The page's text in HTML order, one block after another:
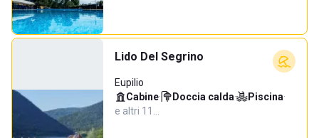
Lido Del Segrino
Eupilio
Cabine· Doccia calda· Piscina·
e altri 11…